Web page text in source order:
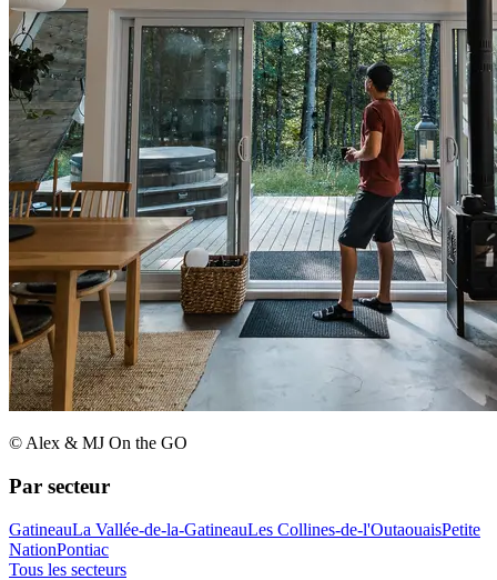
© Alex & MJ On the GO
Par secteur
GatineauLa Vallée-de-la-GatineauLes Collines-de-l'OutaouaisPetite
NationPontiac
Tous les secteurs